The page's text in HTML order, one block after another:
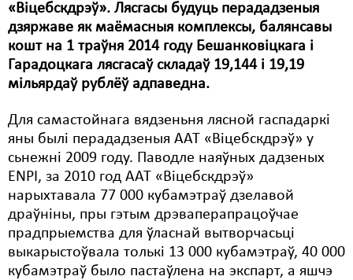
«Віцебскдрэў». Лясгасы будуць перададзеныя
дзяржаве як маёмасныя комплексы, балянсавы
кошт на 1 траўня 2014 году Бешанковіцкага і
Гарадоцкага лясгасаў складаў 19,144 і 19,19
мільярдаў рублёў адпаведна.
Для самастойнага вядзеньня лясной гаспадаркі
яны былі перададзеныя ААТ «Віцебскдрэў» у
сьнежні 2009 году. Паводле наяўных дадзеных
ENPI, за 2010 год ААТ «Віцебскдрэў»
нарыхтавала 77 000 кубамэтраў дзелавой
драўніны, пры гэтым дрэваперапрацоўчае
прадпрыемства для ўласнай вытворчасьці
выкарыстоўвала толькі 13 000 кубамэтраў, 40 000
кубамэтраў было пастаўлена на экспарт, а яшчэ
КПЧ ААН
Культурныя правы
ЛПП
Мігранты
Мірныя сходы
Палітвязьні
Праваабаронцы
Правы дзіцяці
Пэнітэнцыярная сыстэма